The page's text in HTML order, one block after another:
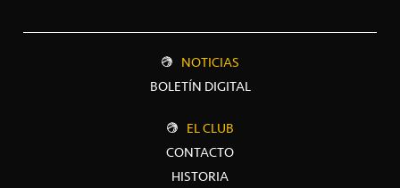
NOTICIAS
BOLETÍN DIGITAL
EL CLUB
CONTACTO
HISTORIA